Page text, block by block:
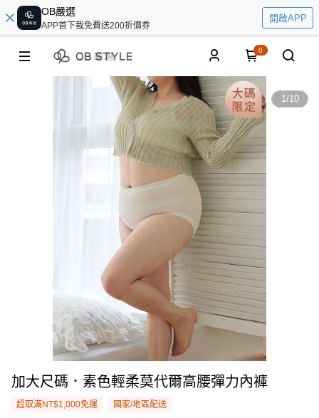
OB嚴選
APP首下載免費送200折價券
開啟APP
0
1/10
加大尺碼．素色輕柔莫代爾高腰彈力內褲
超取滿NT$1,000免運 國家/地區配送